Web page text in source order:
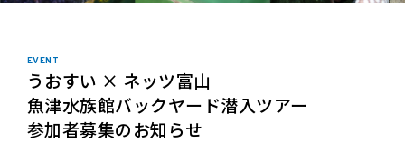
EVENT
うおすい × ネッツ富山
魚津水族館バックヤード潜入ツアー
参加者募集のお知らせ